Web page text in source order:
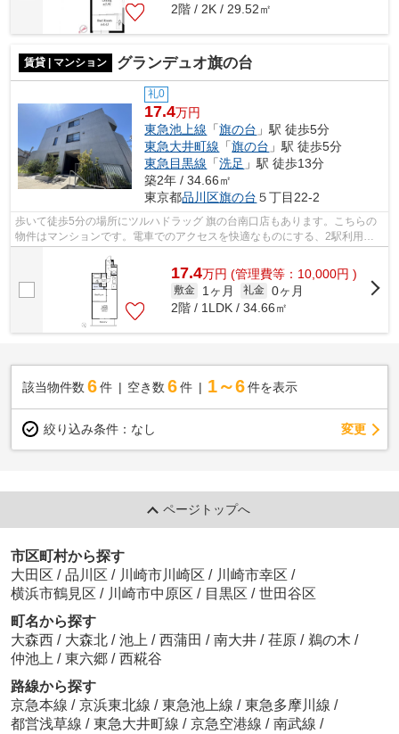
2階 / 2K / 29.52㎡
賃貸 | マンション グランデュオ旗の台
礼0
17.4万円
東急池上線 「旗の台 」駅 徒歩5分
東急大井町線 「旗の台 」駅 徒歩5分
東急目黒線 「洗足 」駅 徒歩13分
築2年 / 34.66㎡
東京都品川区旗の台 ５丁目22-2
歩いて徒歩5分の場所にツルハドラッグ 旗の台南口店もあります。こちらの
物件はマンションです。電車でのアクセスを快適なものにする、2駅利用可
17.4万円 (管理費等：10,000円 )
敷金 1ヶ月 礼金 0ヶ月
2階 / 1LDK / 34.66㎡
該当物件数 6件 空き数 6 件 1～6 件を表示
絞り込み条件： なし 変更
ページトップへ
市区町村から探す
大田区 / 品川区 / 川崎市川崎区 / 川崎市幸区 /
横浜市鶴見区 / 川崎市中原区 / 目黒区 / 世田谷区
町名から探す
大森西 / 大森北 / 池上 / 西蒲田 / 南大井 / 荏原 / 鵜の木 /
仲池上 / 東六郷 / 西糀谷
路線から探す
京急本線 / 京浜東北線 / 東急池上線 / 東急多摩川線 /
都営浅草線 / 東急大井町線 / 京急空港線 / 南武線 /